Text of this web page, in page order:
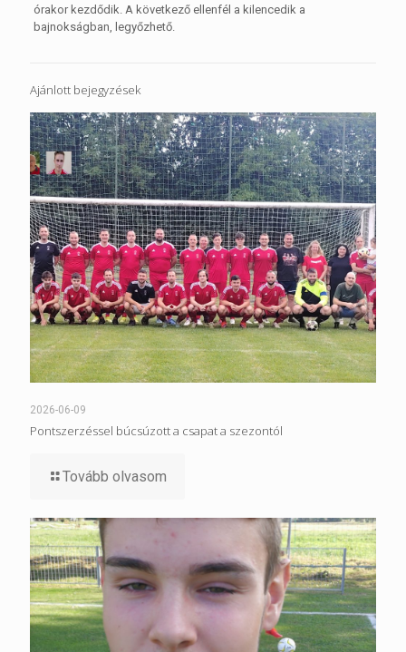
órakor kezdődik. A következő ellenfél a kilencedik a
bajnokságban, legyőzhető.
Ajánlott bejegyzések
2026-06-09
Pontszerzéssel búcsúzott a csapat a szezontól
Tovább olvasom